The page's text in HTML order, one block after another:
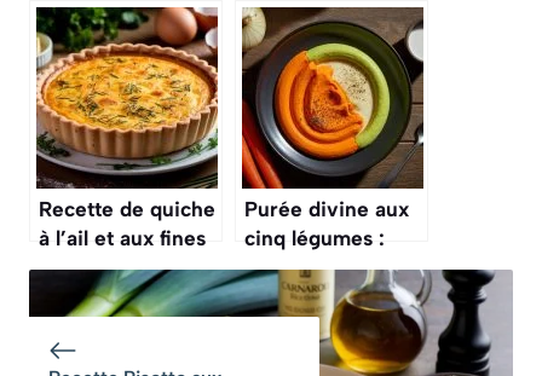
chèvre : recette
facile et
savoureuse
recette
gourmande
Recette de quiche
à l’ail et aux fines
herbes
Purée divine aux
cinq légumes :
recette facile et
savoureuse